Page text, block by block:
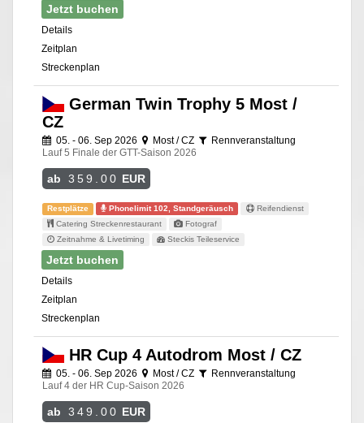
Jetzt buchen
Details
Zeitplan
Streckenplan
German Twin Trophy 5 Most /
CZ
05. - 06. Sep 2026 Most / CZ
Rennveranstaltung
Lauf 5 Finale der GTT-Saison 2026
ab 359.00 EUR
Restplätze Phonelimit 102, Standgeräusch
Reifendienst
Catering Streckenrestaurant
Fotograf
Zeitnahme & Livetiming
Steckis Teileservice
Jetzt buchen
Details
Zeitplan
Streckenplan
HR Cup 4 Autodrom Most / CZ
05. - 06. Sep 2026 Most / CZ
Rennveranstaltung
Lauf 4 der HR Cup-Saison 2026
ab 349.00 EUR